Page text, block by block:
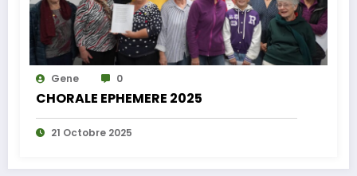
Gene 0
CHORALE EPHEMERE 2025
21 Octobre 2025